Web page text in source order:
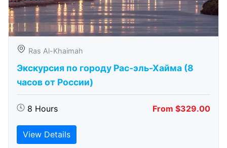
Ras Al-Khaimah
Экскурсия по городу Рас-эль-Хайма (8
часов от России)
8 Hours From $329.00
View Details